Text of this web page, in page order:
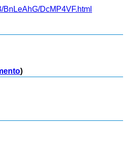
DcMP4VF.html
)